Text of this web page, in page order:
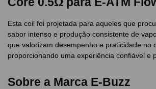
Esta coil foi projetada para aqueles que
sabor intenso e produção consistente de
que valorizam desempenho e praticidade no
proporcionando uma experiência confiável e
Sobre a Marca E-Buzz